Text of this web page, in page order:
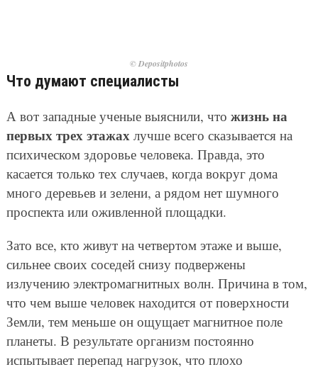
© Depositphotos
Что думают специалисты
А вот западные ученые выяснили, что жизнь на
первых трех этажах лучше всего сказывается на
психическом здоровье человека. Правда, это
касается только тех случаев, когда вокруг дома
много деревьев и зелени, а рядом нет шумного
проспекта или оживленной площадки.
Зато все, кто живут на четвертом этаже и выше,
сильнее своих соседей снизу подвержены
излучению электромагнитных волн. Причина в том,
что чем выше человек находится от поверхности
Земли, тем меньше он ощущает магнитное поле
планеты. В результате организм постоянно
испытывает перепад нагрузок, что плохо